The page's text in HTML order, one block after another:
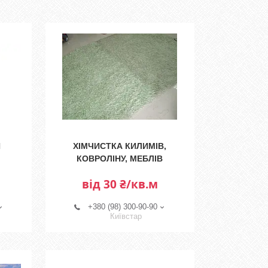
ХІМЧИСТКА КИЛИМІВ,
КОВРОЛІНУ, МЕБЛІВ
від 30 ₴/кв.м
+380 (98) 300-90-90
Київстар